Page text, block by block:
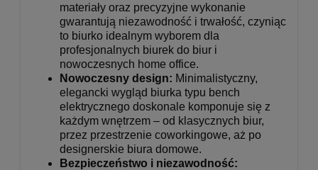
materiały oraz precyzyjne wykonanie
gwarantują niezawodność i trwałość, czyniąc
to biurko idealnym wyborem dla
profesjonalnych biurek do biur i
nowoczesnych home office.
Nowoczesny design: Minimalistyczny,
elegancki wygląd biurka typu bench
elektrycznego doskonale komponuje się z
każdym wnętrzem – od klasycznych biur,
przez przestrzenie coworkingowe, aż po
designerskie biura domowe.
Bezpieczeństwo i niezawodność: